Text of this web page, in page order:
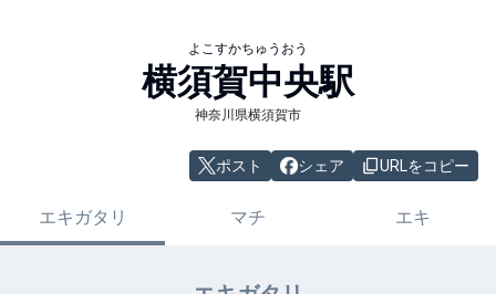
よこすかちゅうおう
横須賀中央駅
神奈川県横須賀市
ポスト シェア URLをコピー
エキガタリ マチ エキ